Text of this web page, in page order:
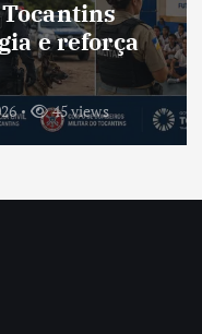
e reforça
45 views